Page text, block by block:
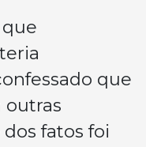
que
outras
fatos foi